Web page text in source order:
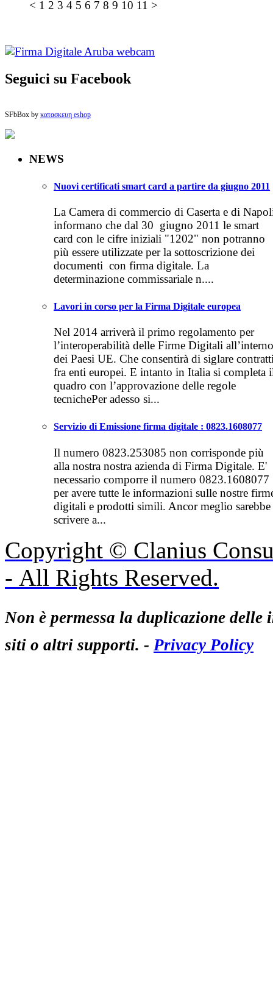
< 1 2 3 4 5 6 7 8 9 10 11 >
Seguici su Facebook
SFbBox by κατασκευη eshop
NEWS
Nuovi certificati smart card a partire da giugno 2011
La Camera di commercio di Caserta e di
informano che dal 30 giugno 2011 le smart
card con le cifre iniziali "1202" non potranno
più essere utilizzate per la sottoscrizione dei
documenti con firma digitale. La
determinazione commissariale n....
Lavori in corso per la Firma Digitale europea
Nel 2014 arriverà il primo regolamento per
l’interoperabilità delle Firme Digitali all’interno
dei Paesi UE. Che consentirà di siglare
fra enti europei. E intanto in Italia si completa
quadro con l’approvazione delle regole
tecnichePer adesso si...
Servizio di Emissione firma digitale : 0823.1608077
Il numero 0823.253085 non corrisponde più
alla nostra nostra azienda di Firma Digitale. E'
necessario comporre il numero 0823.1608077
per avere tutte le informazioni sulle nostre
digitali e prodotti simili. Ancor meglio sarebbe
scrivere a...
Copyright © Clanius
- All Rights Reserved.
Non è permessa la duplicazione
siti o altri supporti. - Privacy Policy